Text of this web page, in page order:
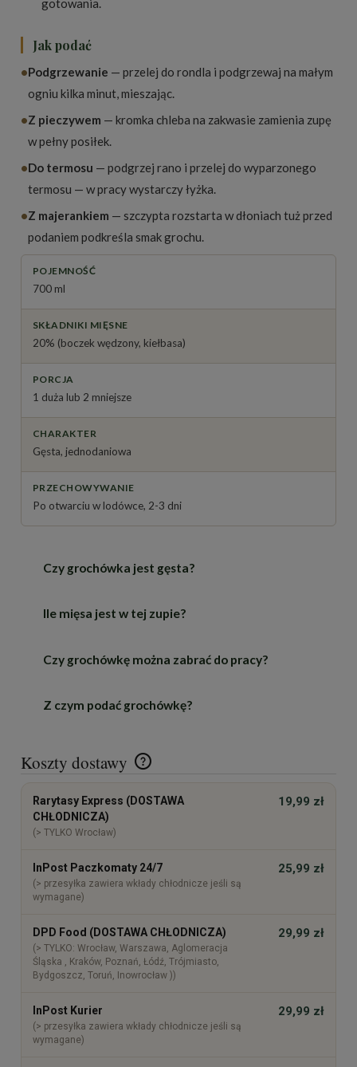
gotowania.
Jak podać
•Podgrzewanie — przelej do rondla i podgrzewaj na małym
ogniu kilka minut, mieszając.
•Z pieczywem — kromka chleba na zakwasie zamienia zupę
w pełny posiłek.
•Do termosu — podgrzej rano i przelej do wyparzonego
termosu — w pracy wystarczy łyżka.
•Z majerankiem — szczypta rozstarta w dłoniach tuż przed
podaniem podkreśla smak grochu.
POJEMNOŚĆ
700 ml
SKŁADNIKI MIĘSNE
20% (boczek wędzony, kiełbasa)
PORCJA
1 duża lub 2 mniejsze
CHARAKTER
Gęsta, jednodaniowa
PRZECHOWYWANIE
Po otwarciu w lodówce, 2-3 dni
Czy grochówka jest gęsta?
Tak — groch i ziemniaki dają jej wyraźną gęstość.
podgrzewaniu.
Ile mięsa jest w tej zupie?
Składniki mięsne stanowią 20 procent składu:
Czy grochówkę można zabrać do pracy?
Tak, dobrze znosi transport i podgrzewanie.
Z czym podać grochówkę?
Z kromką chleba i szczyptą majeranku. Kto lubi
ostrzej, dodaje odrobinę pieprzu albo świeżej
Koszty dostawy
Cena nie zawiera ewentualnych kosztów płatności
Rarytasy Express (DOSTAWA
CHŁODNICZA)
(> TYLKO Wrocław)
19,99 zł
InPost Paczkomaty 24/7
(> przesyłka zawiera wkłady chłodnicze jeśli są
wymagane)
25,99 zł
DPD Food (DOSTAWA CHŁODNICZA)
(> TYLKO: Wrocław, Warszawa, Aglomeracja
Śląska , Kraków, Poznań, Łódź, Trójmiasto,
Bydgoszcz, Toruń, Inowrocław ))
29,99 zł
InPost Kurier
(> przesyłka zawiera wkłady chłodnicze jeśli są
wymagane)
29,99 zł